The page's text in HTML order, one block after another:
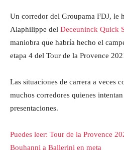
Un corredor del Groupama FDJ, le
Alaphilippe del Deceuninck Quick
maniobra que habría hecho el
etapa 4 del Tour de la Provence
Las situaciones de carrera a veces
muchos corredores quienes
presentaciones.
Puedes leer: Tour de la Provence
Bouhanni a Ballerini en meta